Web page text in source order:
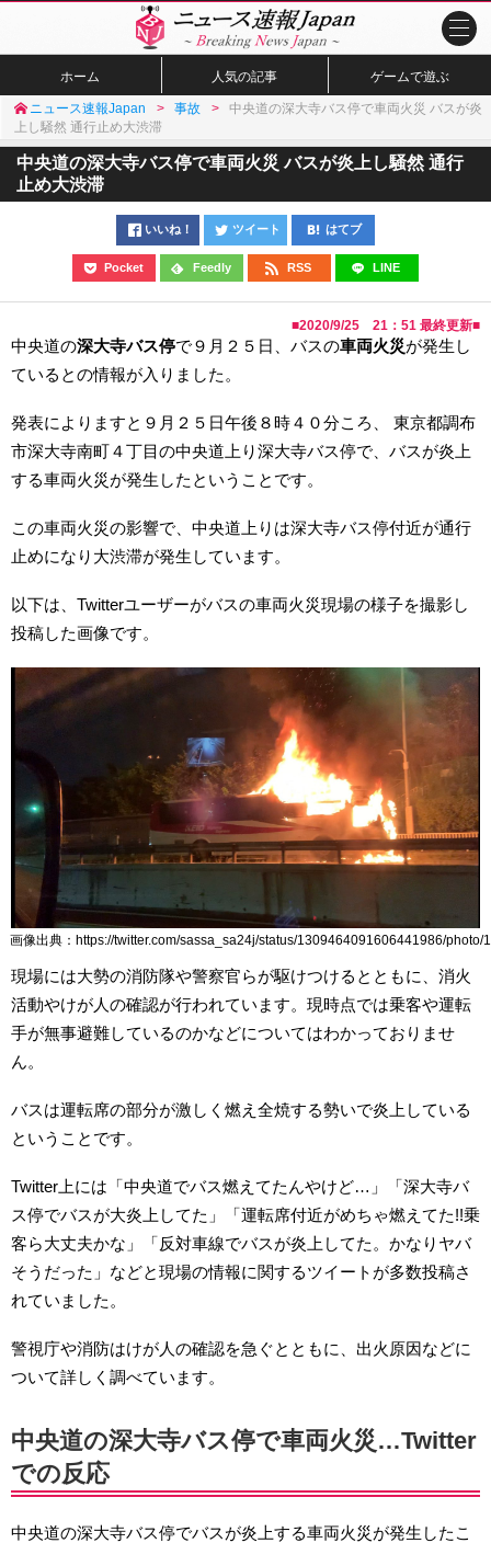
ホーム 人気の記事 ゲームで遊ぶ
ニュース速報Japan 事故
中央道の深大寺バス停で車両火災 バスが炎
上し騒然 通行止め大渋滞
中央道の深大寺バス停で車両火災 バスが炎上し騒然 通行
止め大渋滞
いいね！ ツイート はてブ
Pocket Feedly RSS LINE
■2020/9/25 21：51 最終更新■
中央道の深大寺バス停で９月２５日、バスの車両火災が発生し
ているとの情報が入りました。
発表によりますと９月２５日午後８時４０分ころ、 東京都調布
市深大寺南町４丁目の中央道上り深大寺バス停で、バスが炎上
する車両火災が発生したということです。
この車両火災の影響で、中央道上りは深大寺バス停付近が通行
止めになり大渋滞が発生しています。
以下は、Twitterユーザーがバスの車両火災現場の様子を撮影し
投稿した画像です。
画像出典：https://twitter.com/sassa_sa24j/status/1309464091606441986/photo/1
現場には大勢の消防隊や警察官らが駆けつけるとともに、消火
活動やけが人の確認が行われています。現時点では乗客や運転
手が無事避難しているのかなどについてはわかっておりませ
ん。
バスは運転席の部分が激しく燃え全焼する勢いで炎上している
ということです。
Twitter上には「中央道でバス燃えてたんやけど…」「深大寺バ
ス停でバスが大炎上してた」「運転席付近がめちゃ燃えてた!!乗
客ら大丈夫かな」「反対車線でバスが炎上してた。かなりヤバ
そうだった」などと現場の情報に関するツイートが多数投稿さ
れていました。
警視庁や消防はけが人の確認を急ぐとともに、出火原因などに
ついて詳しく調べています。
中央道の深大寺バス停で車両火災…Twitter
での反応
中央道の深大寺バス停でバスが炎上する車両火災が発生したこ